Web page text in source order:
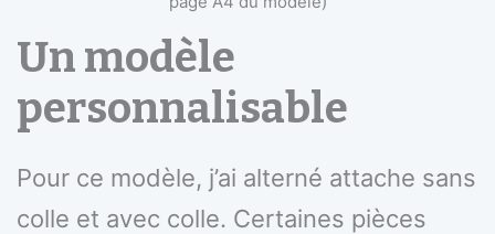
Un modèle
personnalisable
Pour ce modèle, j’ai alterné attache sans
colle et avec colle. Certaines pièces